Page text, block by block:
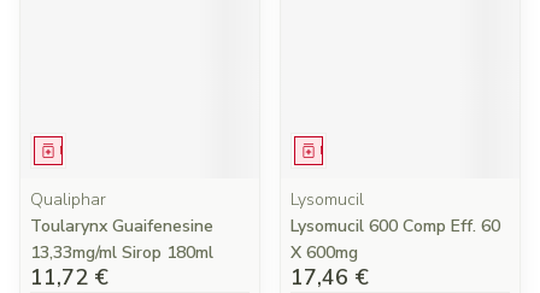
Médicament
Qualiphar
Toularynx Guaifenesine
13,33mg/ml Sirop 180ml
11,72 €
Médicament
Lysomucil
Lysomucil 600 Comp Eff. 60
X 600mg
17,46 €